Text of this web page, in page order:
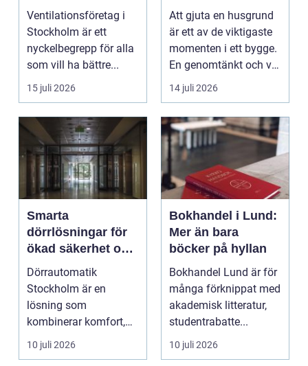
expert på frisk luft
Ventilationsföretag i
Stockholm är ett
nyckelbegrepp för alla
som vill ha bättre...
15 juli 2026
Att gjuta en husgrund
är ett av de viktigaste
momenten i ett bygge.
En genomtänkt och väl
utförd gru...
14 juli 2026
Smarta
dörrlösningar för
ökad säkerhet och
komfort
Dörrautomatik
Stockholm är en
lösning som
kombinerar komfort,
säkerhet och tillg...
10 juli 2026
Bokhandel i Lund:
Mer än bara
böcker på hyllan
Bokhandel Lund är för
många förknippat med
akademisk litteratur,
studentrabatte...
10 juli 2026